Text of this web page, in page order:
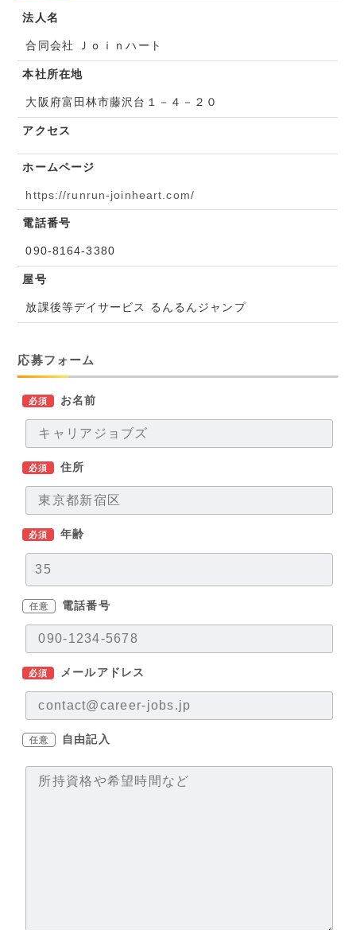
法人名
合同会社 Ｊｏｉｎハート
本社所在地
大阪府富田林市藤沢台１－４－２０
アクセス
ホームページ
https://runrun-joinheart.com/
電話番号
090-8164-3380
屋号
放課後等デイサービス るんるんジャンプ
応募フォーム
必須 お名前
必須 住所
必須 年齢
任意 電話番号
必須 メールアドレス
任意 自由記入